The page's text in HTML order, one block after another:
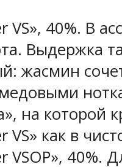
VS», 40%. В
Выдержка
жасмин
на которой
VS» как в
VSOP», 40%.